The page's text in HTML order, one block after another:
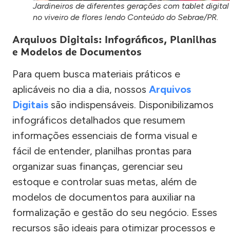
Jardineiros de diferentes gerações com tablet digital
no viveiro de flores lendo Conteúdo do Sebrae/PR.
Arquivos Digitais: Infográficos, Planilhas
e Modelos de Documentos
Para quem busca materiais práticos e
aplicáveis no dia a dia, nossos Arquivos
Digitais são indispensáveis. Disponibilizamos
infográficos detalhados que resumem
informações essenciais de forma visual e
fácil de entender, planilhas prontas para
organizar suas finanças, gerenciar seu
estoque e controlar suas metas, além de
modelos de documentos para auxiliar na
formalização e gestão do seu negócio. Esses
recursos são ideais para otimizar processos e